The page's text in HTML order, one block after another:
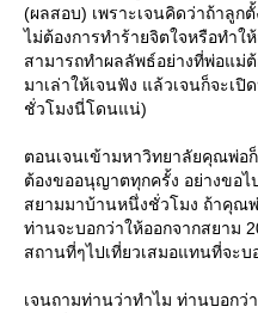
(ผลสอบ) เพราะเจนคิดว่าถ้าลูก
ไม่ต้องการทำร้ายจิตใจหรือทำใ
สามารถทำผลลัพธ์อย่างที่พ่อแม่
มาเล่าให้เจนฟัง แล้วเจนก็จะเ
ชั่วโมงนี่โดนแน่)
ตอนเจนเข้ามหาวิทยาลัยคุณพ่อ
ต้องขออนุญาตทุกครั้ง อย่างขอ
สยามมาบ้านหนึ่งชั่วโมง ถ้าคุณ
ท่านจะบอกว่าให้ออกจากสยาม
สถานที่ๆไปเที่ยวเสมอแทนที่จะ
เจนถามท่านว่าทำไม ท่านบอกว่